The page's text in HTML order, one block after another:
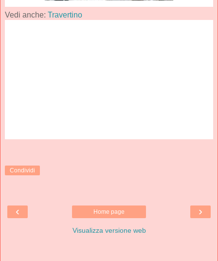
Vedi anche: Travertino
Condividi
‹ ›
Home page
Visualizza versione web